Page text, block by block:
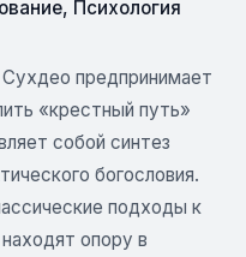
, Психология
предпринимает
«крестный путь»
собой синтез
богословия.
подходы к
опору в